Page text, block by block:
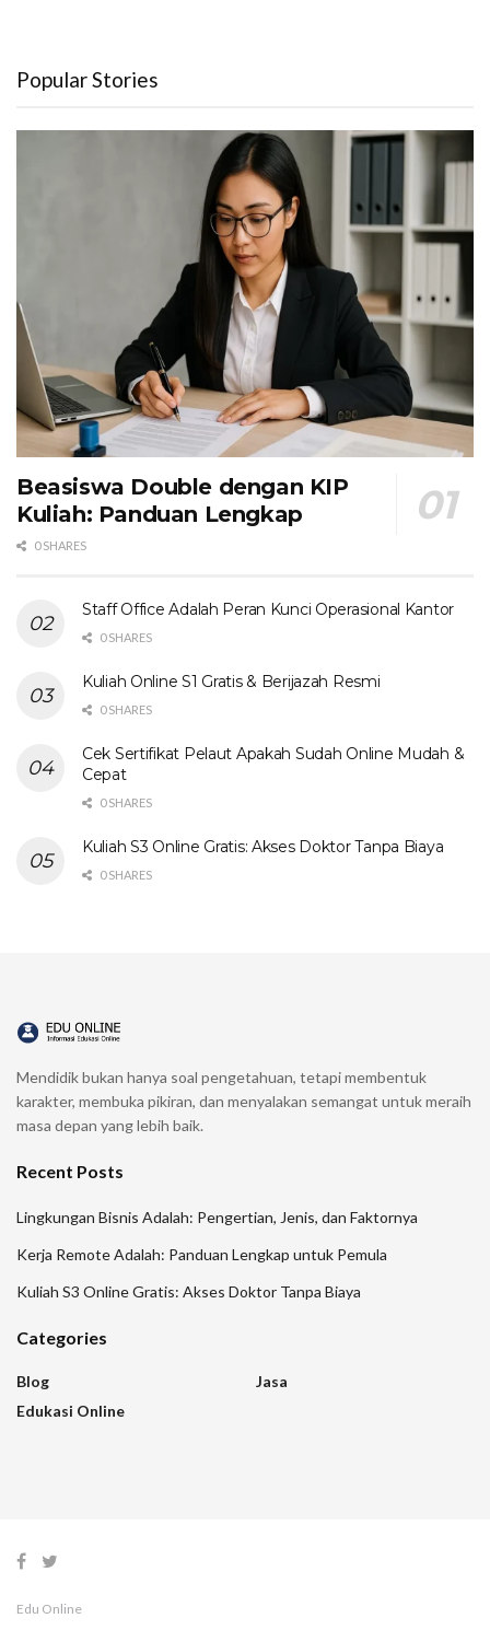
Popular Stories
Beasiswa Double dengan KIP
Kuliah: Panduan Lengkap
0 SHARES
Staff Office Adalah Peran Kunci Operasional Kantor
0 SHARES
Kuliah Online S1 Gratis & Berijazah Resmi
0 SHARES
Cek Sertifikat Pelaut Apakah Sudah Online Mudah &
Cepat
0 SHARES
Kuliah S3 Online Gratis: Akses Doktor Tanpa Biaya
0 SHARES
Mendidik bukan hanya soal pengetahuan, tetapi membentuk
karakter, membuka pikiran, dan menyalakan semangat untuk meraih
masa depan yang lebih baik.
Recent Posts
Lingkungan Bisnis Adalah: Pengertian, Jenis, dan Faktornya
Kerja Remote Adalah: Panduan Lengkap untuk Pemula
Kuliah S3 Online Gratis: Akses Doktor Tanpa Biaya
Categories
Blog
Edukasi Online
Jasa
Edu Online